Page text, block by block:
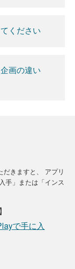
ください
画の違い
きますと、
アプリ
入手」または「インス